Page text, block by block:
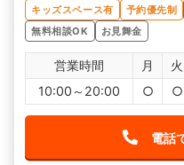
キッズスペース有
予約優先制
無料相談OK
お見舞金
営業時間 月 火
10:00～20:00
○ ○
電話